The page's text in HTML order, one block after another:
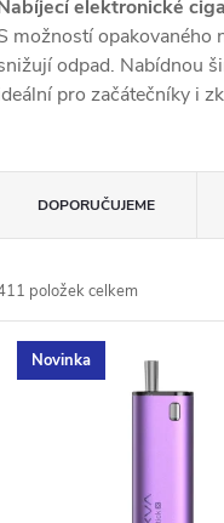
elektronické
možností opakovaného
odpad. Nabídnou
pro začátečníky i
e
DOPORUČUJEME
položek celkem
VNovinka